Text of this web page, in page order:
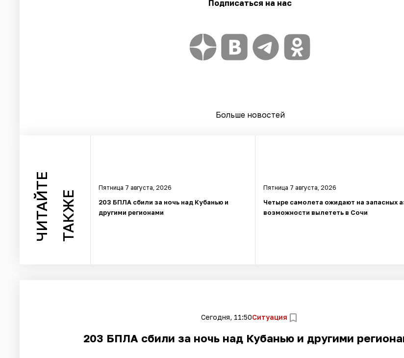
Подписаться на нас
Больше новостей
ЧИТАЙТЕ ТАКЖЕ
Пятница 7 августа, 2026
203 БПЛА сбили за ночь над Кубанью и
другими регионами
Пятница 7 августа, 2026
Четыре самолета ожидают на запасных
возможности вылететь в Сочи
Сегодня, 11:50Ситуация
203 БПЛА сбили за ночь над Кубанью и другими